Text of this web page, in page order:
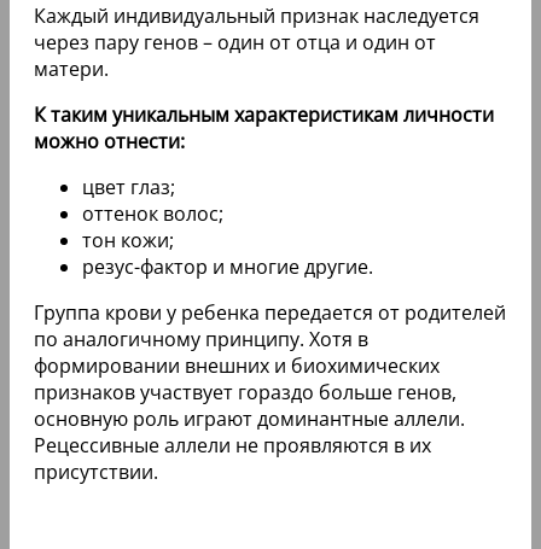
Каждый индивидуальный признак наследуется
через пару генов – один от отца и один от
матери.
К таким уникальным характеристикам личности
можно отнести:
цвет глаз;
оттенок волос;
тон кожи;
резус-фактор и многие другие.
Группа крови у ребенка передается от родителей
по аналогичному принципу. Хотя в
формировании внешних и биохимических
признаков участвует гораздо больше генов,
основную роль играют доминантные аллели.
Рецессивные аллели не проявляются в их
присутствии.